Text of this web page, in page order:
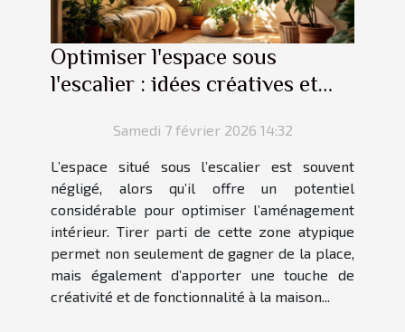
Optimiser l'espace sous
l'escalier : idées créatives et
Samedi 7 février 2026 14:32
L’espace situé sous l’escalier est souvent
négligé, alors qu’il offre un potentiel
considérable pour optimiser l’aménagement
intérieur. Tirer parti de cette zone atypique
permet non seulement de gagner de la place,
mais également d’apporter une touche de
créativité et de fonctionnalité à la maison...